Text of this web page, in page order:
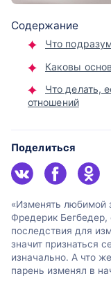
Содержание
Что
Каковы
Что делать,
отношений
Поделиться
«Изменять любимой
Фредерик
последствия для
значит признаться
изначально. А что
парень изменял в